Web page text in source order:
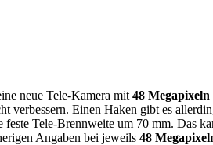
neue Tele-Kamera mit 48 Megapixeln
Einen Haken gibt es
Tele-Brennweite um 70 mm. Das
Angaben bei jeweils 48